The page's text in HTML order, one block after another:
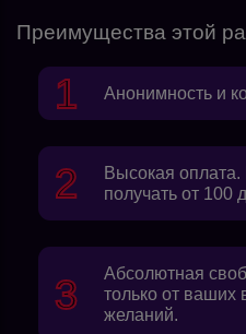
Преимущества этой
Анонимность и
Высокая оплата.
получать от 100
Абсолютная
только от ваших
желаний.